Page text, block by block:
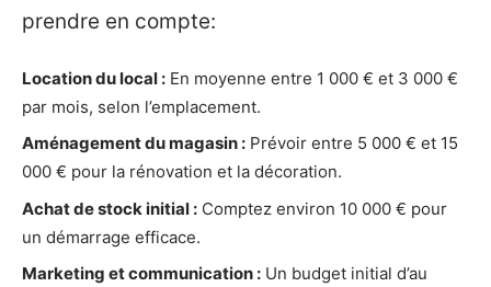
prendre en compte:
Location du local : En moyenne entre 1 000 € et 3 000 €
par mois, selon l’emplacement.
Aménagement du magasin : Prévoir entre 5 000 € et 15
000 € pour la rénovation et la décoration.
Achat de stock initial : Comptez environ 10 000 € pour
un démarrage efficace.
Marketing et communication : Un budget initial d’au